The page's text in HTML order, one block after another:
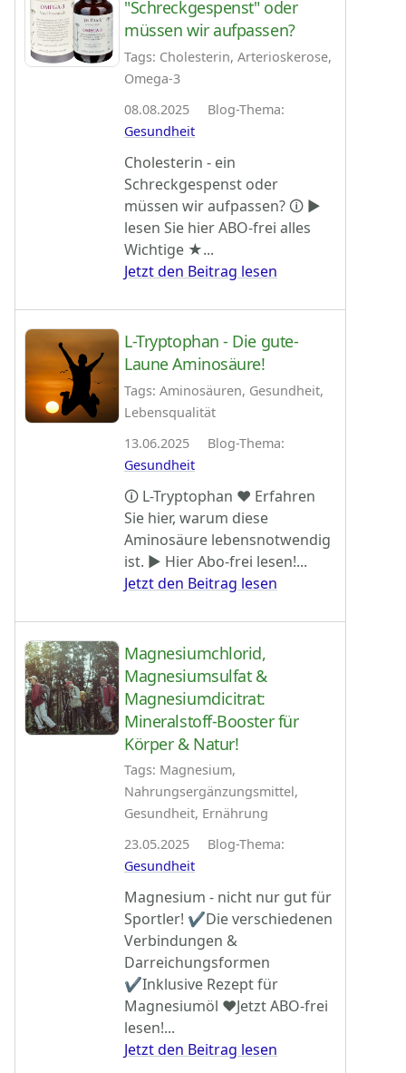
"Schreckgespenst" oder
müssen wir aufpassen?
Tags: Cholesterin, Arterioskerose,
Omega-3
08.08.2025 Blog-Thema:
Gesundheit
Cholesterin - ein
Schreckgespenst oder
müssen wir aufpassen? 🛈 ►
lesen Sie hier ABO-frei alles
Wichtige ★...
Jetzt den Beitrag lesen
L-Tryptophan - Die gute-
Laune Aminosäure!
Tags: Aminosäuren, Gesundheit,
Lebensqualität
13.06.2025 Blog-Thema:
Gesundheit
🛈 L-Tryptophan ♥ Erfahren
Sie hier, warum diese
Aminosäure lebensnotwendig
ist. ► Hier Abo-frei lesen!...
Jetzt den Beitrag lesen
Magnesiumchlorid,
Magnesiumsulfat &
Magnesiumdicitrat:
Mineralstoff-Booster für
Körper & Natur!
Tags: Magnesium,
Nahrungsergänzungsmittel,
Gesundheit, Ernährung
23.05.2025 Blog-Thema:
Gesundheit
Magnesium - nicht nur gut für
Sportler! ✔Die verschiedenen
Verbindungen &
Darreichungsformen
✔Inklusive Rezept für
Magnesiumöl ♥Jetzt ABO-frei
lesen!...
Jetzt den Beitrag lesen